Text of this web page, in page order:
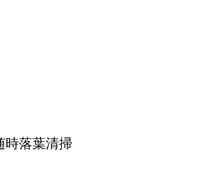
時落葉清掃